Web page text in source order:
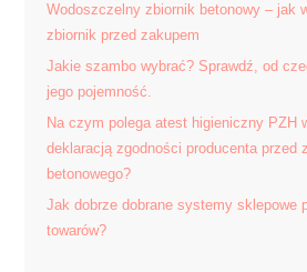
Wodoszczelny zbiornik betonowy – jak
zbiornik przed zakupem
Jakie szambo wybrać? Sprawdź, od
jego pojemność.
Na czym polega atest higieniczny PZH
deklaracją zgodności producenta przed
betonowego?
Jak dobrze dobrane systemy sklepowe
towarów?